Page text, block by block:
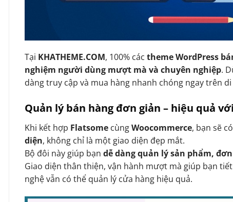
Tại KHATHEME.COM, 100% các theme WordPress
nghiệm người dùng mượt mà và chuyên nghiệp.
dàng truy cập và mua hàng nhanh chóng ngay trên
Quản lý bán hàng đơn giản – hiệu quả
Khi kết hợp Flatsome cùngWoocommerce, bạn sẽ
diện, không chỉ là một giao diện đẹp mắt.
Bộ đôi này giúp bạn dễ dàng quản lý sản phẩm,
Giao diện thân thiện, vận hành mượt mà giúp bạn
nghệ vẫn có thể quản lý cửa hàng hiệu quả.